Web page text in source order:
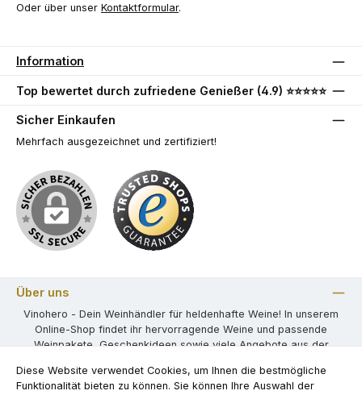
Oder über unser Kontaktformular.
Information
Top bewertet durch zufriedene Genießer (4.9) ⭐⭐⭐⭐⭐
Sicher Einkaufen
Mehrfach ausgezeichnet und zertifiziert!
Über uns
Vinohero - Dein Weinhändler für heldenhafte Weine! In unserem
Online-Shop findet ihr hervorragende Weine und passende
Weinpakete, Geschenkideen sowie viele Angebote aus der
Diese Website verwendet Cookies, um Ihnen die bestmögliche
Funktionalität bieten zu können. Sie können Ihre Auswahl der